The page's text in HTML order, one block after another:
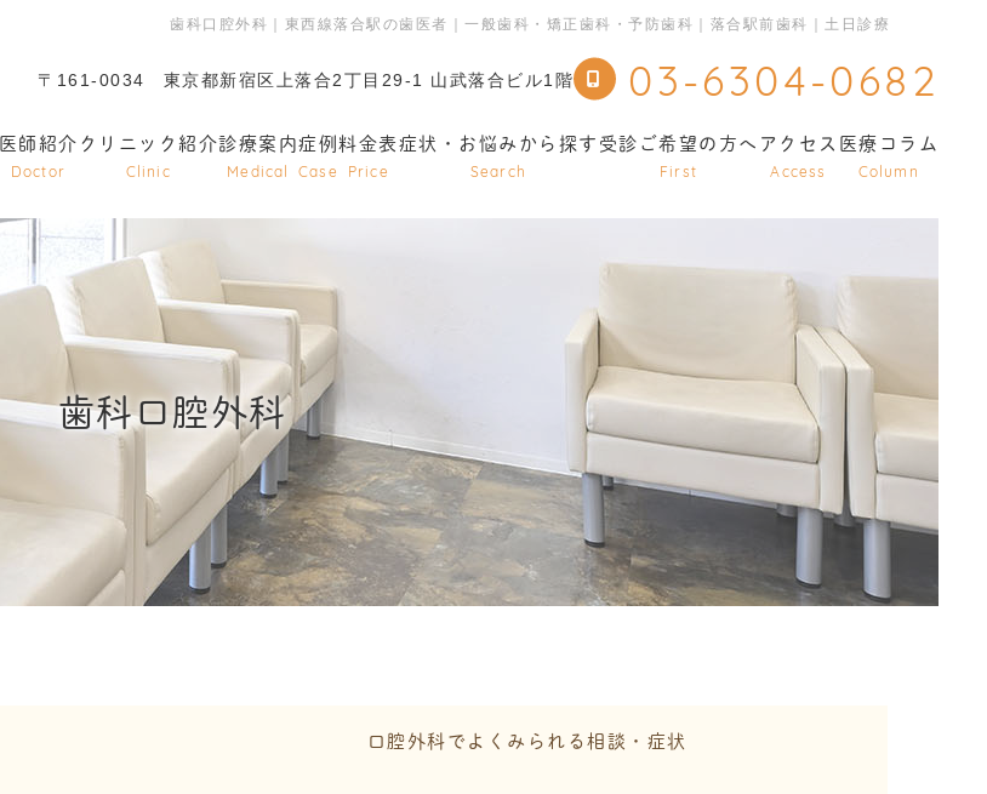
歯科口腔外科｜東西線落合駅の歯医者｜一般歯科・矯正歯科・予防歯科｜落合駅前歯科｜土日診療
〒161-0034 東京都新宿区上落合2丁目29-1 山武落合ビル1階 03-6304-0682
医師紹介
Doctor
クリニック紹介
Clinic
診療案内
Medical
症例
Case
料金表
Price
症状・お悩みから探す
Search
受診ご希望の方へ
First
アクセス
Access
医療コラム
Column
歯科口腔外科
口腔外科でよくみられる相談・症状